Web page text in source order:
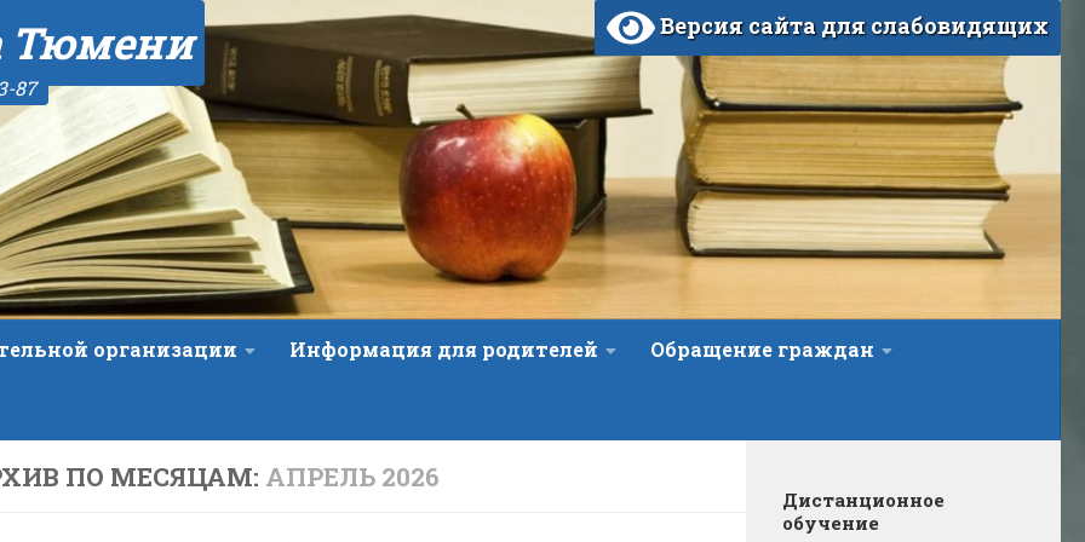
Тюмени
87
Версия сайта для слабовидящих
организации Информация для родителей Обращение граждан
ПО МЕСЯЦАМ: АПРЕЛЬ 2026
Дистанционное
обучение